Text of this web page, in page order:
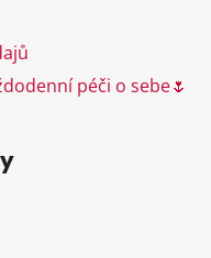
péči o sebe🌷